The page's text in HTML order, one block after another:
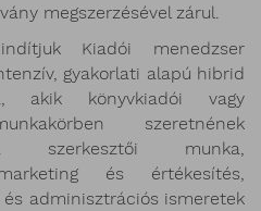
megszerzésével zárul.
Kiadói menedzser
gyakorlati alapú hibrid
akik könyvkiadói vagy
szeretnének
munka,
és értékesítés,
adminisztrációs ismeretek